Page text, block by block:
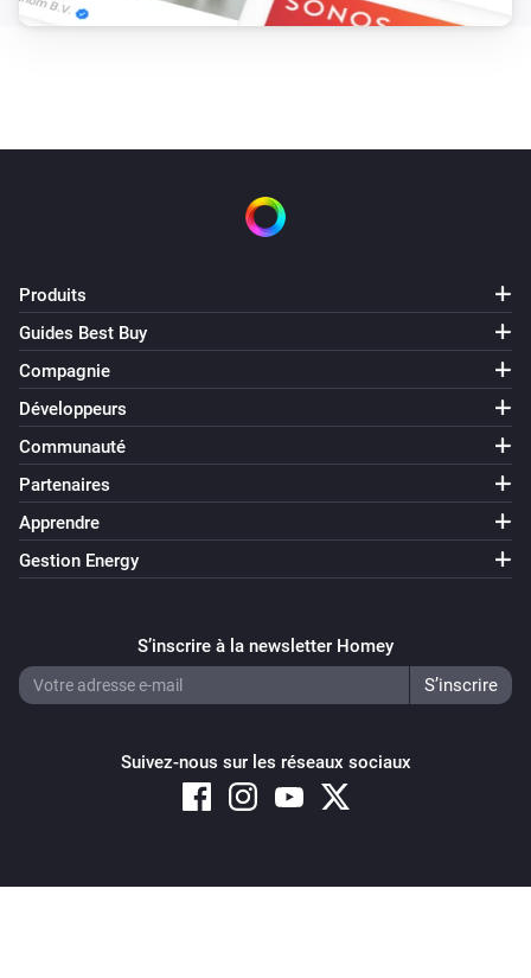
Produits
Guides Best Buy
Compagnie
Développeurs
Communauté
Partenaires
Apprendre
Gestion Energy
S’inscrire à la newsletter Homey
Suivez-nous sur les réseaux sociaux